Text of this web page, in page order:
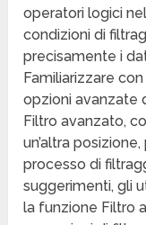
operatori logici
condizioni di
precisamente i
Familiarizzare
opzioni avanzate
Filtro avanzato,
un’altra
processo di
suggerimenti, gli
la funzione Filtro